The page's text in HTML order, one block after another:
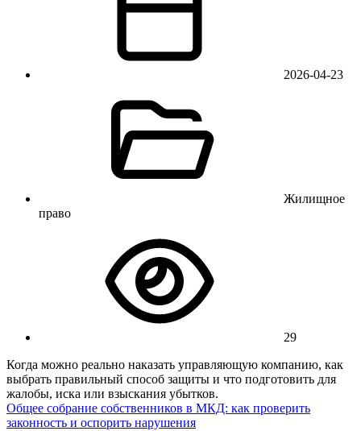
2026-04-23
Жилищное
право
29
Когда можно реально наказать управляющую компанию, как
выбрать правильный способ защиты и что подготовить для
жалобы, иска или взыскания убытков.
Общее собрание собственников в МКД: как проверить
законность и оспорить нарушения